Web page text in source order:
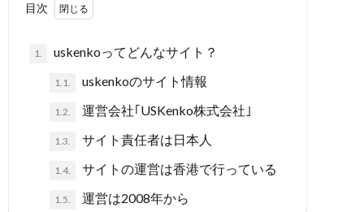
目次
1. uskenkoってどんなサイト？
1.1. uskenkoのサイト情報
1.2. 運営会社｢USKenko株式会社｣
1.3. サイト責任者は日本人
1.4. サイトの運営は香港で行っている
1.5. 運営は2008年から